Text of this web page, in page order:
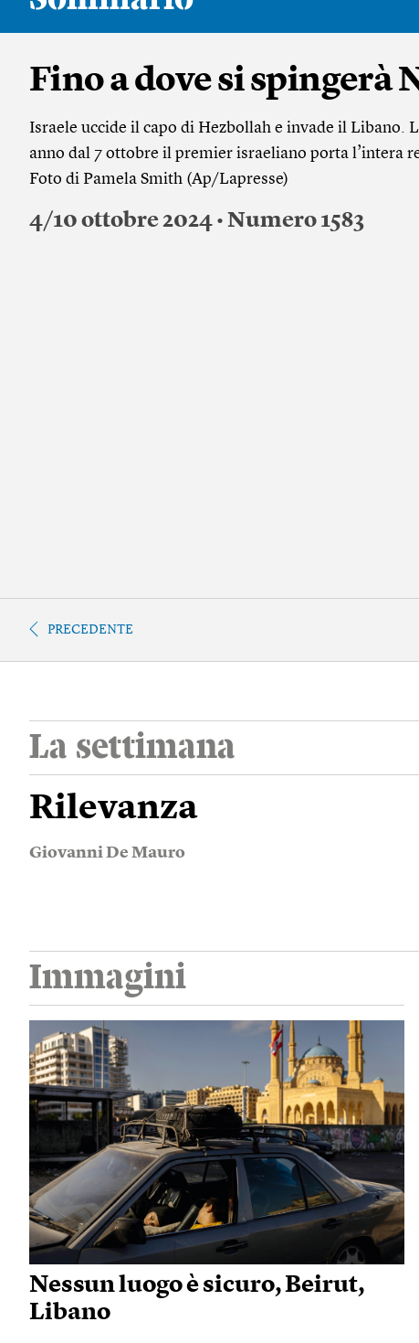
Fino a dove si spingerà
Israele uccide il capo di Hezbollah e invade il Libano.
anno dal 7 ottobre il premier israeliano porta l’intera
Foto di Pamela Smith (Ap/Lapresse)
4/10 ottobre 2024 • Numero 1583
PRECEDENTE
La settimana
Rilevanza
Giovanni De Mauro
Immagini
Nessun luogo è sicuro, Beirut,
Libano